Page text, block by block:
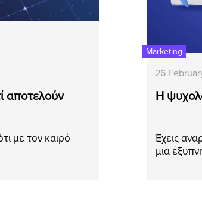
αποτελούν
με τον καιρό
Marketing
26
Η
Έχεις
μια